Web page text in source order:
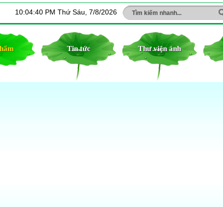
10:04:41 PM Thứ Sáu, 7/8/2026
Tin tức Thư viện ảnh